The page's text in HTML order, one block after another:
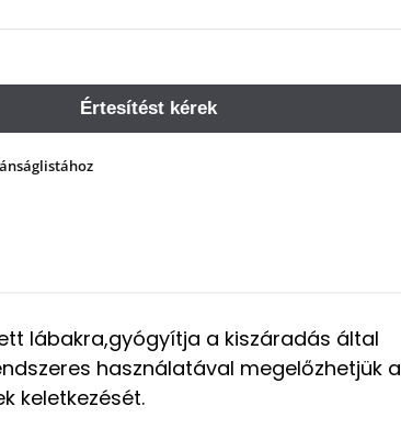
lábakra,gyógyítja a kiszáradás által
használatával megelőzhetjük a
keletkezését.